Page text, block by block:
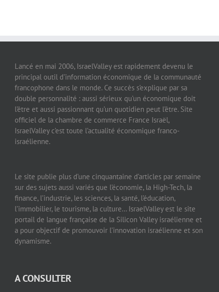
Lancé en mai 2006, IsraelValley est rapidement devenu le
principal outil d’information économique de la communauté
francophone dans le monde. Ce succès s’explique par sa
double personnalité : aussi sérieux qu’un économique doit
l’être et aussi passionnant qu’un quotidien peut l’être. Site
officiel de la chambre de commerce France Israël,
IsraelValley c’est toute l’actualité économique franco-
israélienne.
Le site publie plus d’une cinquantaine d’articles par semaine
sur des sujets aussi variés que l’économie, la High-Tech, la
finance, l’industrie, les sciences, la santé, l’éducation,
l’immobilier, le tourisme, la culture… IsraelValley est le site
portail de langue française de la Silicon Valley israélienne et
a pour objectif de promouvoir l’innovation israélienne et son
dynamisme.
A CONSULTER